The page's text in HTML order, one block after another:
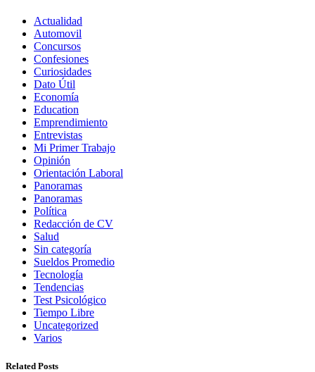
Actualidad
Automovil
Concursos
Confesiones
Curiosidades
Dato Útil
Economía
Education
Emprendimiento
Entrevistas
Mi Primer Trabajo
Opinión
Orientación Laboral
Panoramas
Panoramas
Política
Redacción de CV
Salud
Sin categoría
Sueldos Promedio
Tecnología
Tendencias
Test Psicológico
Tiempo Libre
Uncategorized
Varios
Related Posts